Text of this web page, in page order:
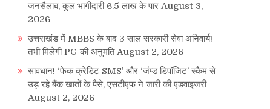
जनसैलाब, कुल भागीदारी 6.5 लाख के पार August 3,
2026
उत्तराखंड में MBBS के बाद 3 साल सरकारी सेवा अनिवार्य!
तभी मिलेगी PG की अनुमति August 2, 2026
सावधान! ‘फेक क्रेडिट SMS’ और ‘जंप्ड डिपॉजिट’ स्कैम से
उड़ रहे बैंक खातों के पैसे, एसटीएफ ने जारी की एडवाइजरी
August 2, 2026